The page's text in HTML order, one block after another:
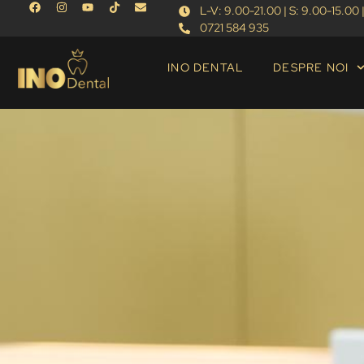
L-V: 9.00-21.00 | S: 9.00-15.00
0721 584 935
INO DENTAL DESPRE NOI